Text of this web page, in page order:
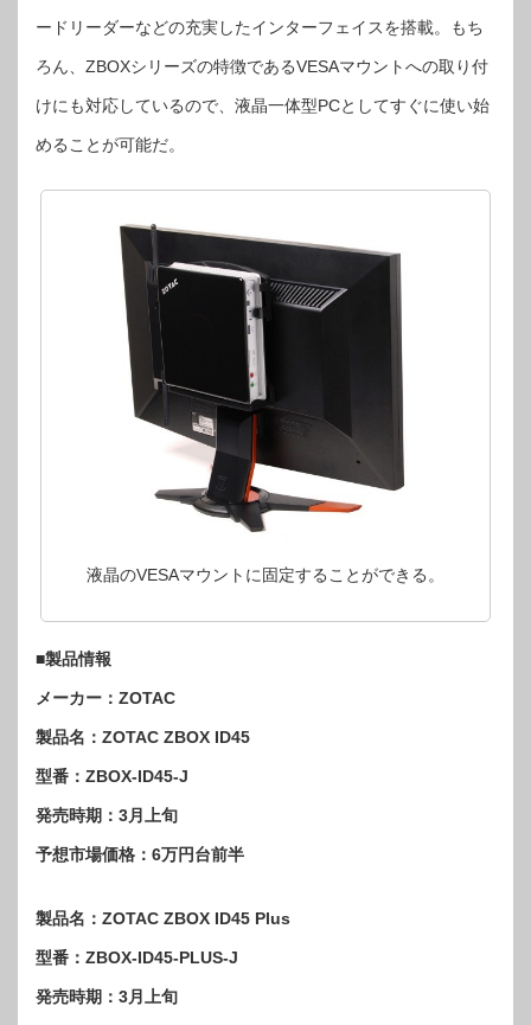
ードリーダーなどの充実したインターフェイスを搭載。もち
ろん、ZBOXシリーズの特徴であるVESAマウントへの取り付
けにも対応しているので、液晶一体型PCとしてすぐに使い始
めることが可能だ。
液晶のVESAマウントに固定することができる。
■製品情報
メーカー：ZOTAC
製品名：ZOTAC ZBOX ID45
型番：ZBOX-ID45-J
発売時期：3月上旬
予想市場価格：6万円台前半
製品名：ZOTAC ZBOX ID45 Plus
型番：ZBOX-ID45-PLUS-J
発売時期：3月上旬